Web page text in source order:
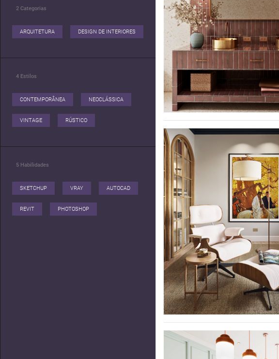
2 Categorias
ARQUITETURA DESIGN DE INTERIORES
4 Estilos
CONTEMPORÂNEA NEOCLÁSSICA
VINTAGE RÚSTICO
5 Habilidades
SKETCHUP VRAY AUTOCAD
REVIT PHOTOSHOP